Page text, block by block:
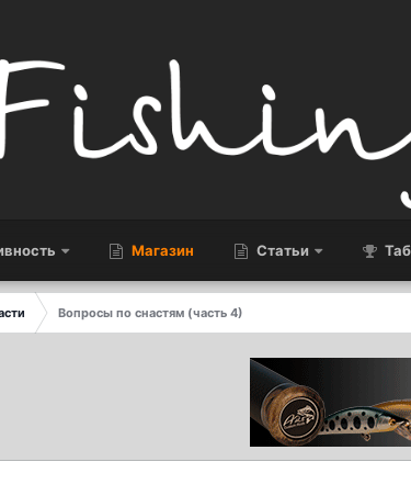
Магазин Статьи
Вопросы по снастям (часть 4)